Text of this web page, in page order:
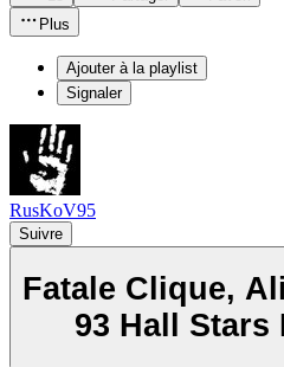
Plus
Ajouter à la playlist
Signaler
RusKoV95
Suivre
Fatale Clique,
93 Hall Stars